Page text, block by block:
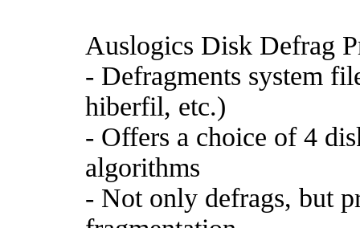
Auslogics Disk Defrag
- Defragments system
hiberfil, etc.)
- Offers a choice of 4
algorithms
- Not only defrags, but